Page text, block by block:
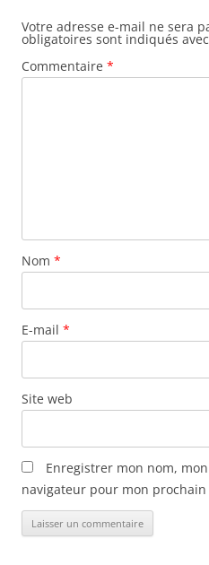
Votre adresse e-mail ne sera
obligatoires sont indiqués avec
Commentaire *
Nom *
E-mail *
Site web
Enregistrer mon nom,
navigateur pour mon